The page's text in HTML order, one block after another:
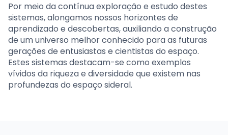
Por meio da contínua exploração e estudo destes
sistemas, alongamos nossos horizontes de
aprendizado e descobertas, auxiliando a construção
de um universo melhor conhecido para as futuras
gerações de entusiastas e cientistas do espaço.
Estes sistemas destacam-se como exemplos
vívidos da riqueza e diversidade que existem nas
profundezas do espaço sideral.